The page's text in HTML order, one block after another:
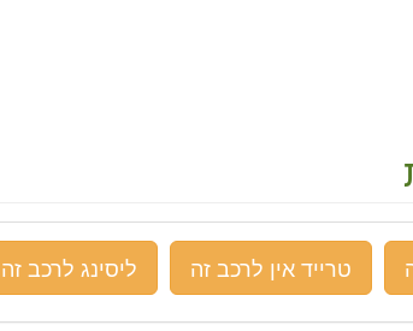
טרייד אין לרכב זה ליסינג לרכב זה